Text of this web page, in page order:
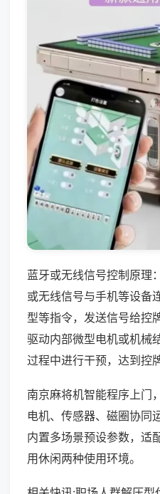
蓝牙或无线信号控制原理
或无线信号与手机等设备
型等指令，发送信号给控
驱动内部微型电机或机械
过程中进行干预，达到控
南京麻将机智能程序上门
电机、传感器、磁圈协同
内置多场景预设参数，适
用休闲两种使用环境。